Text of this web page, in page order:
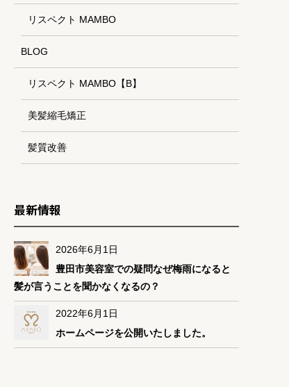
リスペクト MAMBO
BLOG
リスペクト MAMBO【B】
美髪縮毛矯正
髪質改善
最新情報
2026年6月1日
豊田市美容室での疑問なぜ梅雨になると
髪が言うことを聞かなくなるの？
2022年6月1日
ホームページを公開いたしました。